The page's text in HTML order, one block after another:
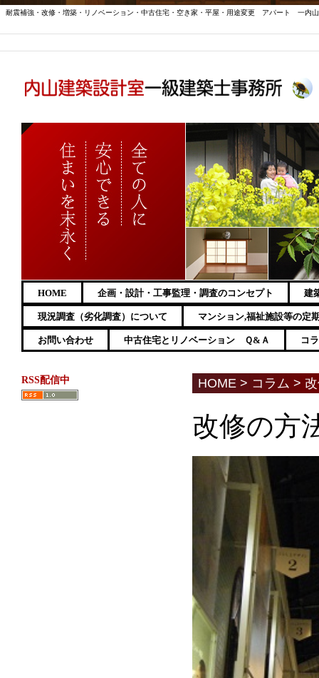
耐震補強・改修・増築・リノベーション・中古住宅・空き家・平屋・用途変更 アパート
HOME 企画・設計・工事監理・調査のコンセプト 建
現況調査（劣化調査）について マンション,福祉施設等の定
お問い合わせ 中古住宅とリノベーション Ｑ&Ａ コ
RSS配信中 HOME > コラム >
改修の方